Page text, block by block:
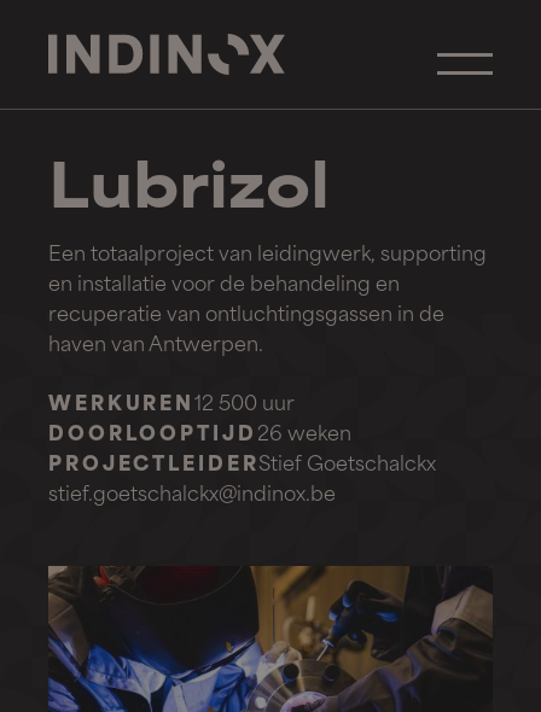
Lubrizol
Een totaalproject van leidingwerk, supporting
en installatie voor de behandeling en
recuperatie van ontluchtingsgassen in de
haven van Antwerpen.
WERKUREN12 500 uur
DOORLOOPTIJD 26 weken
PROJECTLEIDERStief Goetschalckx
stief.goetschalckx@indinox.be